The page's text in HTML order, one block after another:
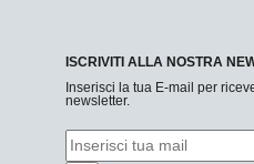
ISCRIVITI ALLA NOSTRA
Inserisci la tua E-mail per
newsletter.